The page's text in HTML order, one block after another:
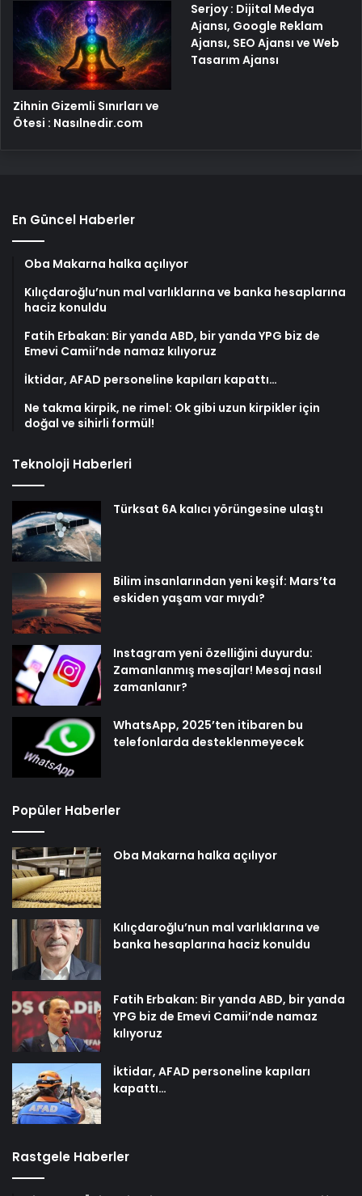
Zihnin Gizemli Sınırları ve
Ötesi : Nasılnedir.com
Serjoy : Dijital Medya
Ajansı, Google Reklam
Ajansı, SEO Ajansı ve Web
Tasarım Ajansı
En Güncel Haberler
Oba Makarna halka açılıyor
Kılıçdaroğlu’nun mal varlıklarına ve banka hesaplarına
haciz konuldu
Fatih Erbakan: Bir yanda ABD, bir yanda YPG biz de
Emevi Camii’nde namaz kılıyoruz
İktidar, AFAD personeline kapıları kapattı…
Ne takma kirpik, ne rimel: Ok gibi uzun kirpikler için
doğal ve sihirli formül!
Teknoloji Haberleri
Türksat 6A kalıcı yörüngesine ulaştı
Bilim insanlarından yeni keşif: Mars’ta
eskiden yaşam var mıydı?
Instagram yeni özelliğini duyurdu:
Zamanlanmış mesajlar! Mesaj nasıl
zamanlanır?
WhatsApp, 2025’ten itibaren bu
telefonlarda desteklenmeyecek
Popüler Haberler
Oba Makarna halka açılıyor
Kılıçdaroğlu’nun mal varlıklarına ve
banka hesaplarına haciz konuldu
Fatih Erbakan: Bir yanda ABD, bir yanda
YPG biz de Emevi Camii’nde namaz
kılıyoruz
İktidar, AFAD personeline kapıları
kapattı…
Rastgele Haberler